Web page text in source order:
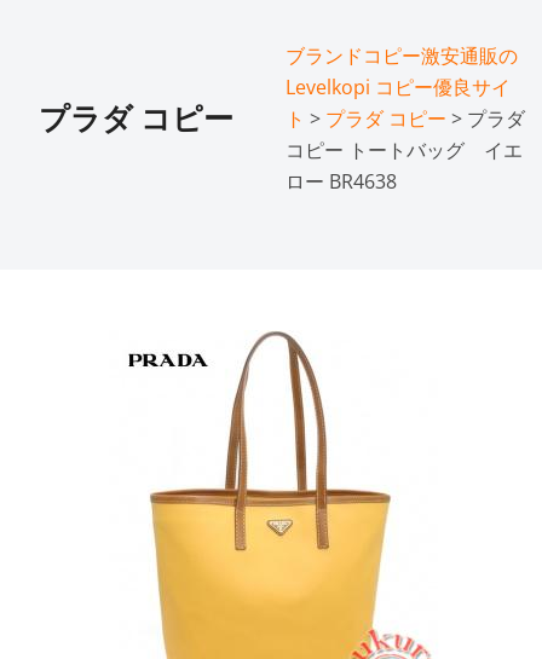
プラダ コピー
ブランドコピー激安通販の
Levelkopi コピー優良サイ
ト > プラダ コピー > プラダ
コピー トートバッグ イエ
ロー BR4638